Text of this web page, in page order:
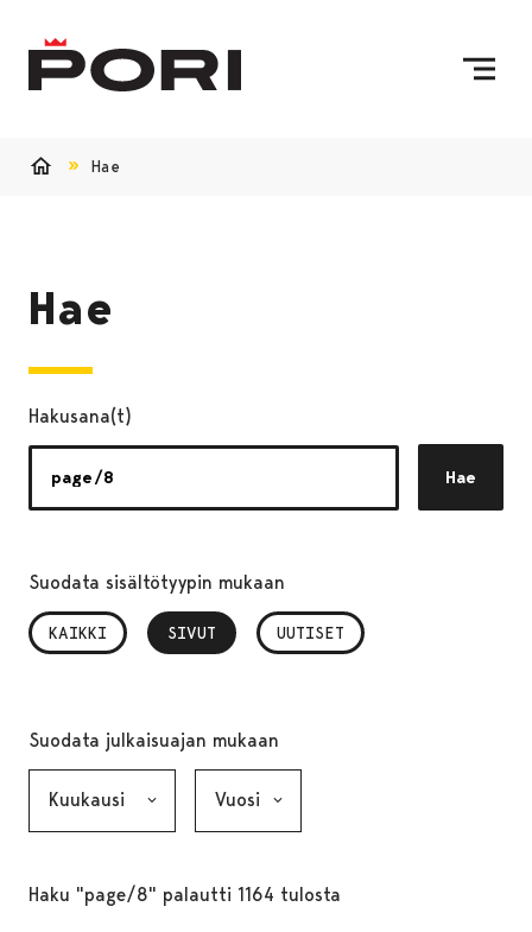
Hae
Hae
Hakusana(t)
Hae
Suodata sisältötyypin mukaan
KAIKKI SIVUT
, VALITTU UUTISET
Suodata julkaisuajan mukaan
Haku "page/8" palautti 1164 tulosta